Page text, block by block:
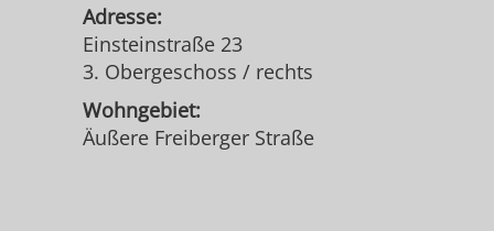
Adresse:
Einsteinstraße 23
3. Obergeschoss / rechts
Wohngebiet:
Äußere Freiberger Straße